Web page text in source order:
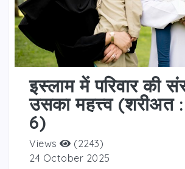
इस्लाम में परिवार की
उसका महत्त्व
6)
Views
(2243)
24 October 2025